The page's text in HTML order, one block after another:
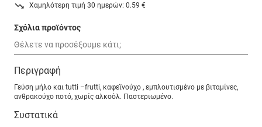
Χαμηλότερη τιμή 30 ημερών: 0.59 €
Σχόλια προϊόντος
Περιγραφή
Γεύση μήλο και tutti –frutti, καφεϊνούχο , εμπλουτισμένο με βιταμίνες,
ανθρακούχο ποτό, χωρίς αλκοόλ. Παστεριωμένο.
Συστατικά